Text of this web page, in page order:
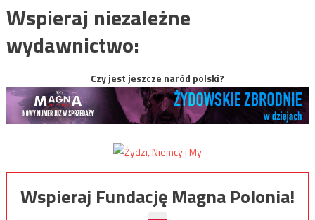
Wspieraj niezależne
wydawnictwo:
Czy jest jeszcze naród polski?
Wspieraj Fundację Magna Polonia!